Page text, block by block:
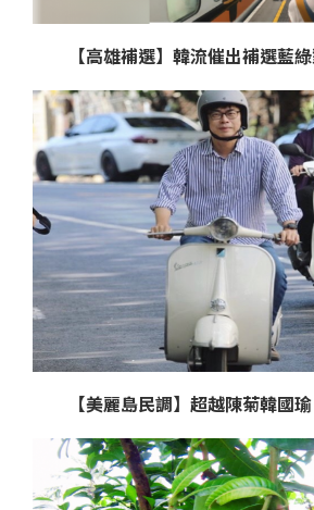
【高雄補選】韓流催出補選藍
【美麗島民調】超越陳菊韓國